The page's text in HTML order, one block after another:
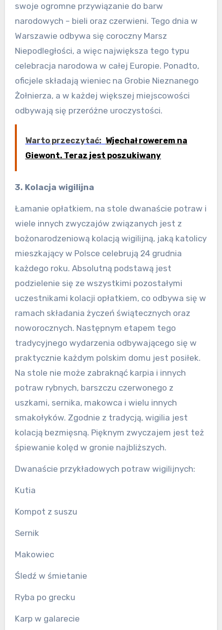
swoje ogromne przywiązanie do barw
narodowych – bieli oraz czerwieni. Tego dnia w
Warszawie odbywa się coroczny Marsz
Niepodległości, a więc największa tego typu
celebracja narodowa w całej Europie. Ponadto,
oficjele składają wieniec na Grobie Nieznanego
Żołnierza, a w każdej większej miejscowości
odbywają się przeróżne uroczystości.
Warto przeczytać: Wjechał rowerem na
Giewont. Teraz jest poszukiwany
3. Kolacja wigilijna
Łamanie opłatkiem, na stole dwanaście potraw i
wiele innych zwyczajów związanych jest z
bożonarodzeniową kolacją wigilijną, jaką katolicy
mieszkający w Polsce celebrują 24 grudnia
każdego roku. Absolutną podstawą jest
podzielenie się ze wszystkimi pozostałymi
uczestnikami kolacji opłatkiem, co odbywa się w
ramach składania życzeń świątecznych oraz
noworocznych. Następnym etapem tego
tradycyjnego wydarzenia odbywającego się w
praktycznie każdym polskim domu jest posiłek.
Na stole nie może zabraknąć karpia i innych
potraw rybnych, barszczu czerwonego z
uszkami, sernika, makowca i wielu innych
smakołyków. Zgodnie z tradycją, wigilia jest
kolacją bezmięsną. Pięknym zwyczajem jest też
śpiewanie kolęd w gronie najbliższych.
Dwanaście przykładowych potraw wigilijnych:
Kutia
Kompot z suszu
Sernik
Makowiec
Śledź w śmietanie
Ryba po grecku
Karp w galarecie